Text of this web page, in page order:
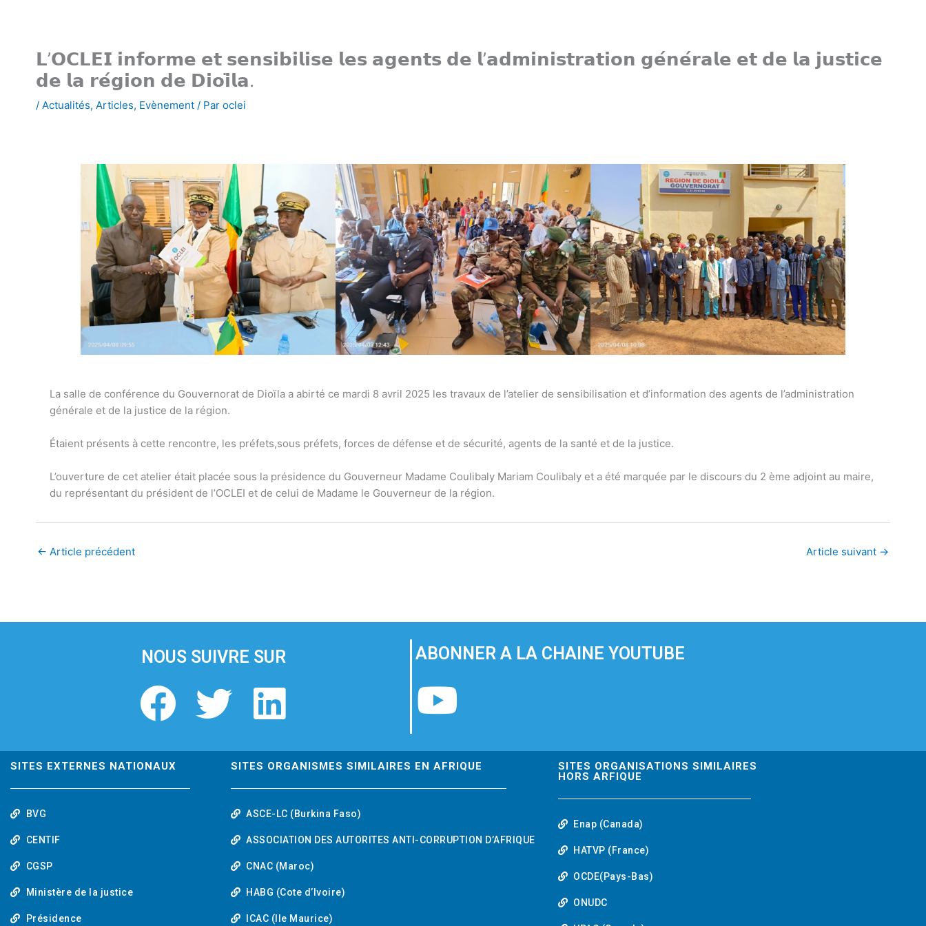
𝗟’𝗢𝗖𝗟𝗘𝗜 𝗶𝗻𝗳𝗼𝗿𝗺𝗲 𝗲𝘁 𝘀𝗲𝗻𝘀𝗶𝗯𝗶𝗹𝗶𝘀𝗲 𝗹𝗲𝘀 𝗮𝗴𝗲𝗻𝘁𝘀 𝗱𝗲 𝗹’𝗮𝗱𝗺𝗶𝗻𝗶𝘀𝘁𝗿𝗮𝘁𝗶𝗼𝗻 𝗴𝗲́𝗻𝗲́𝗿𝗮𝗹𝗲 𝗲𝘁 𝗱𝗲 𝗹𝗮 𝗷𝘂𝘀𝘁𝗶𝗰𝗲
𝗱𝗲 𝗹𝗮 𝗿𝗲́𝗴𝗶𝗼𝗻 𝗱𝗲 𝗗𝗶𝗼𝗶̈𝗹𝗮.
/ Actualités, Articles, Evènement / Par oclei
La salle de conférence du Gouvernorat de Dioïla a abirté ce mardi 8 avril 2025 les travaux de l’atelier de sensibilisation et d’information des agents de l’administration
générale et de la justice de la région.
Étaient présents à cette rencontre, les préfets,sous préfets, forces de défense et de sécurité, agents de la santé et de la justice.
L’ouverture de cet atelier était placée sous la présidence du Gouverneur Madame Coulibaly Mariam Coulibaly et a été marquée par le discours du 2 ème adjoint au maire,
du représentant du président de l’OCLEI et de celui de Madame le Gouverneur de la région.
← Article précédent Article suivant →
NOUS SUIVRE SUR
F
a
c
T
e
L
n
k
e
d
ABONNER A LA CHAINE YOUTUBE
Y
u
u
SITES EXTERNES NATIONAUX
BVG
CENTIF
CGSP
Ministère de la justice
Présidence
SITES ORGANISMES SIMILAIRES EN AFRIQUE
ASCE-LC (Burkina Faso)
ASSOCIATION DES AUTORITES ANTI-CORRUPTION D’AFRIQUE
CNAC (Maroc)
HABG (Cote d’Ivoire)
ICAC (Ile Maurice)
SITES ORGANISATIONS SIMILAIRES
HORS ARFIQUE
Enap (Canada)
HATVP (France)
OCDE(Pays-Bas)
ONUDC